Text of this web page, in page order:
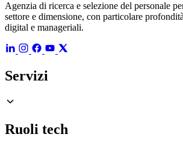
Agenzia di ricerca e selezione del personale
settore e dimensione, con particolare
digital e manageriali.
Servizi
Ruoli tech